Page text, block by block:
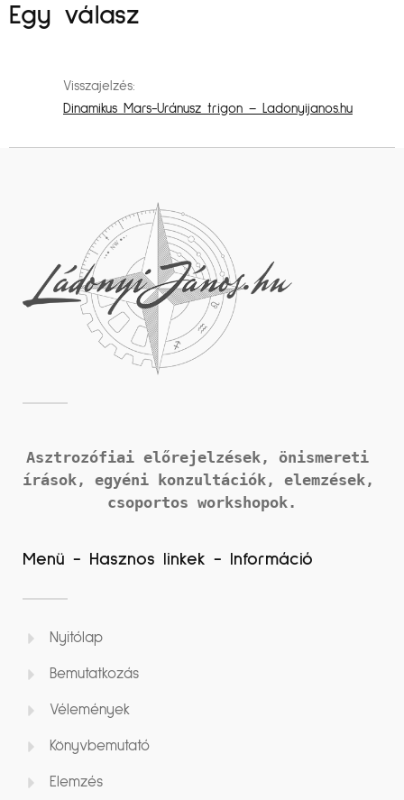
Egy válasz
Visszajelzés:
Dinamikus Mars-Uránusz trigon – Ladonyijanos.hu
Asztrozófiai előrejelzések, önismereti
írások,
csoportos workshopok.
Menü - Hasznos linkek - Információ
Nyitólap
Bemutatkozás
Vélemények
Könyvbemutató
Elemzés